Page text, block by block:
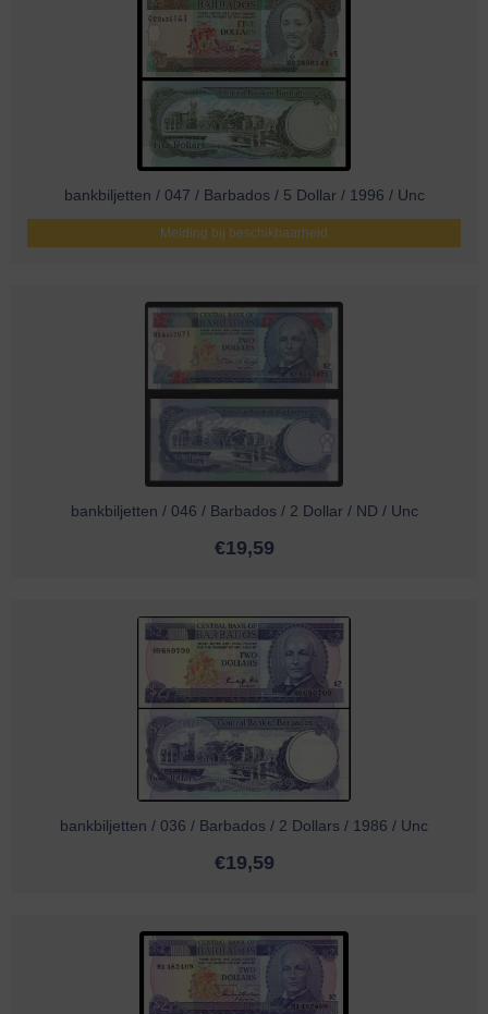
bankbiljetten / 047 / Barbados / 5 Dollar / 1996 / Unc
Melding bij beschikbaarheid
bankbiljetten / 046 / Barbados / 2 Dollar / ND / Unc
€19,59
bankbiljetten / 036 / Barbados / 2 Dollars / 1986 / Unc
€19,59